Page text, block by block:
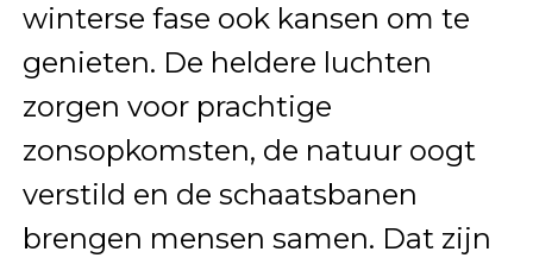
winterse fase ook kansen om te
genieten. De heldere luchten
zorgen voor prachtige
zonsopkomsten, de natuur oogt
verstild en de schaatsbanen
brengen mensen samen. Dat zijn